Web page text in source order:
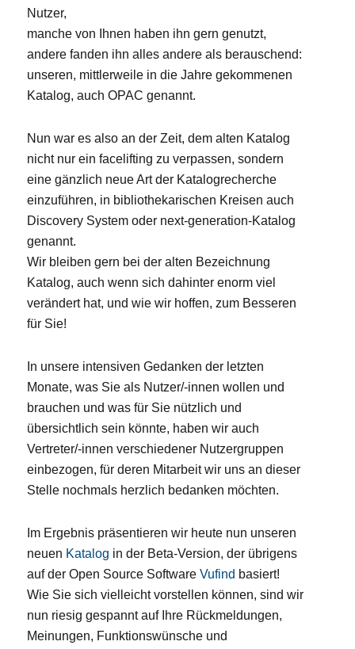
Nutzer,
manche von Ihnen haben ihn gern genutzt,
andere fanden ihn alles andere als berauschend:
unseren, mittlerweile in die Jahre gekommenen
Katalog, auch OPAC genannt.
Nun war es also an der Zeit, dem alten Katalog
nicht nur ein facelifting zu verpassen, sondern
eine gänzlich neue Art der Katalogrecherche
einzuführen, in bibliothekarischen Kreisen auch
Discovery System oder next-generation-Katalog
genannt.
Wir bleiben gern bei der alten Bezeichnung
Katalog, auch wenn sich dahinter enorm viel
verändert hat, und wie wir hoffen, zum Besseren
für Sie!
In unsere intensiven Gedanken der letzten
Monate, was Sie als Nutzer/-innen wollen und
brauchen und was für Sie nützlich und
übersichtlich sein könnte, haben wir auch
Vertreter/-innen verschiedener Nutzergruppen
einbezogen, für deren Mitarbeit wir uns an dieser
Stelle nochmals herzlich bedanken möchten.
Im Ergebnis präsentieren wir heute nun unseren
neuen Katalog in der Beta-Version, der übrigens
auf der Open Source SoftwareVufind basiert!
Wie Sie sich vielleicht vorstellen können, sind wir
nun riesig gespannt auf Ihre Rückmeldungen,
Meinungen, Funktionswünsche und